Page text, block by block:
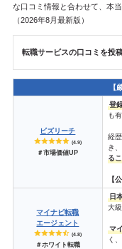
な口コミ情報と合わせて、本
（2026年8月最新版）
転職サービスの口コミを投
【
ビズリーチ
(4.9)
＃市場価値UP
登
も
経
き、
る
【
マイナビ転職
エージェント
(4.8)
＃ホワイト転職
日
大
マ
く、